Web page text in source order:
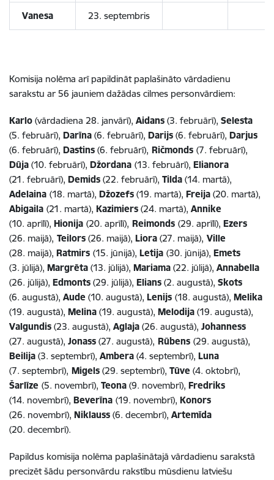
Vanesa 23. septembris
Komisija nolēma arī papildināt paplašināto vārdadienu
sarakstu ar 56 jauniem dažādas cilmes personvārdiem:
Karlo (vārdadiena 28. janvārī), Aidans (3. februārī), Selesta
(5. februārī), Darīna (6. februārī), Darijs (6. februārī), Darjus
(6. februārī), Dastins (6. februārī), Ričmonds (7. februārī),
Dūja (10. februārī), Džordana (13. februārī), Elianora
(21. februārī), Demids (22. februārī), Tilda (14. martā),
Adelaina (18. martā), Džozefs (19. martā), Freija (20. martā),
Abigaila (21. martā), Kazimiers (24. martā), Annike
(10. aprīlī), Hionija (20. aprīlī), Reimonds (29. aprīlī), Ezers
(26. maijā), Teilors (26. maijā), Liora (27. maijā), Ville
(28. maijā), Ratmirs (15. jūnijā), Letija (30. jūnijā), Emets
(3. jūlijā), Margrēta (13. jūlijā), Mariama (22. jūlijā), Annabella
(26. jūlijā), Edmonts (29. jūlijā), Elians (2. augustā), Skots
(6. augustā), Aude (10. augustā), Lenijs (18. augustā), Melika
(19. augustā), Melina (19. augustā), Melodija (19. augustā),
Valgundis (23. augustā), Aglaja (26. augustā), Johanness
(27. augustā), Jonass (27. augustā), Rūbens (29. augustā),
Beilija (3. septembrī), Ambera (4. septembrī), Luna
(7. septembrī), Migels (29. septembrī), Tūve (4. oktobrī),
Šarlīze (5. novembrī), Teona (9. novembrī), Fredriks
(14. novembrī), Beverīna (19. novembrī), Konors
(26. novembrī), Niklauss (6. decembrī), Artemīda
(20. decembrī).
Papildus komisija nolēma paplašinātajā vārdadienu sarakstā
precizēt šādu personvārdu rakstību mūsdienu latviešu